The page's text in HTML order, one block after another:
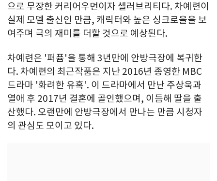
으로 무장한 커리어우먼이자 셀러브리티다. 차예련이
실제 모델 출신인 만큼, 캐릭터와 높은 싱크로율을 보
여주며 극의 재미를 더할 것으로 예상된다.
차예련은 '퍼퓸'을 통해 3년만에 안방극장에 복귀한
다. 차예련의 최근작품은 지난 2016년 종영한 MBC
드라마 '화려한 유혹'. 이 드라마에서 만난 주상욱과
열애 후 2017년 결혼에 골인했으며, 이듬해 딸을 출
산했다. 오랜만에 안방극장에서 만나는 만큼 시청자
의 관심도 모이고 있다.